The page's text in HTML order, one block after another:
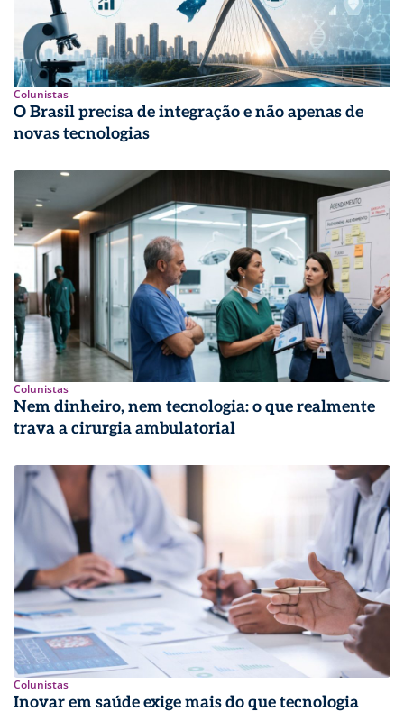
Colunistas
O Brasil precisa de integração e não apenas de
novas tecnologias
Colunistas
Nem dinheiro, nem tecnologia: o que realmente
trava a cirurgia ambulatorial
Colunistas
Inovar em saúde exige mais do que tecnologia